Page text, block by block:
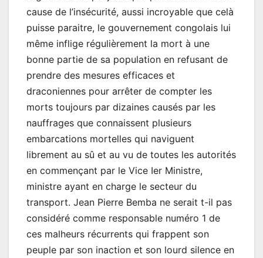
cause de l’insécurité, aussi incroyable que celà
puisse paraitre, le gouvernement congolais lui
même inflige régulièrement la mort à une
bonne partie de sa population en refusant de
prendre des mesures efficaces et
draconiennes pour arrêter de compter les
morts toujours par dizaines causés par les
nauffrages que connaissent plusieurs
embarcations mortelles qui naviguent
librement au sû et au vu de toutes les autorités
en commençant par le Vice Ier Ministre,
ministre ayant en charge le secteur du
transport. Jean Pierre Bemba ne serait t-il pas
considéré comme responsable numéro 1 de
ces malheurs récurrents qui frappent son
peuple par son inaction et son lourd silence en